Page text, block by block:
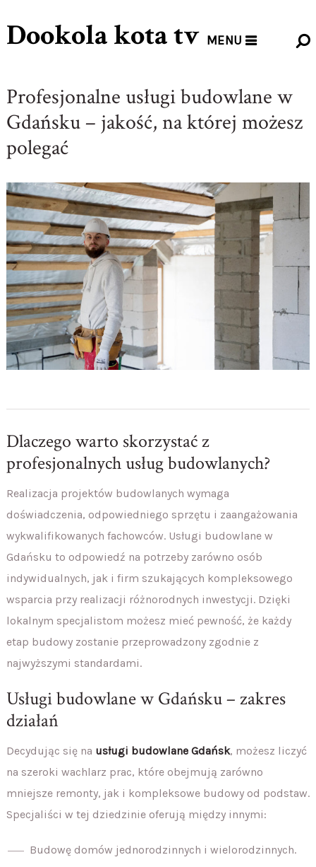
Dookola kota tv MENU
Profesjonalne usługi budowlane w
Gdańsku – jakość, na której możesz
polegać
Dlaczego warto skorzystać z
profesjonalnych usług budowlanych?
Realizacja projektów budowlanych wymaga
doświadczenia, odpowiedniego sprzętu i zaangażowania
wykwalifikowanych fachowców. Usługi budowlane w
Gdańsku to odpowiedź na potrzeby zarówno osób
indywidualnych, jak i firm szukających kompleksowego
wsparcia przy realizacji różnorodnych inwestycji. Dzięki
lokalnym specjalistom możesz mieć pewność, że każdy
etap budowy zostanie przeprowadzony zgodnie z
najwyższymi standardami.
Usługi budowlane w Gdańsku – zakres
działań
Decydując się na usługi budowlane Gdańsk, możesz liczyć
na szeroki wachlarz prac, które obejmują zarówno
mniejsze remonty, jak i kompleksowe budowy od podstaw.
Specjaliści w tej dziedzinie oferują między innymi:
Budowę domów jednorodzinnych i wielorodzinnych.